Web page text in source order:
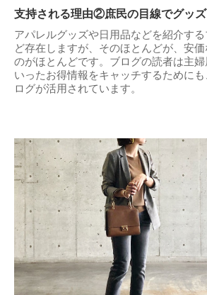
支持される理由②庶民の目線でグッ
アパレルグッズや日用品などを紹介す
ど存在しますが、そのほとんどが、安
のがほとんどです。ブログの読者は主
いったお得情報をキャッチするために
ログが活用されています。